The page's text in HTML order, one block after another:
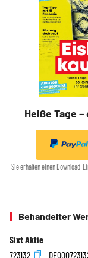
Heiße Tage
Sie erhalten einen Download-
Behandelter
Sixt Aktie
723132